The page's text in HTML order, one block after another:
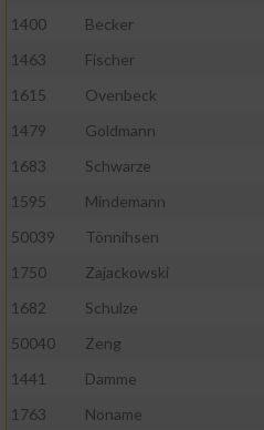
1400
Becker
1463
Fischer
1615
Ovenbeck
1479
Goldmann
1683
Schwarze
1595
Mindemann
50039
Tönnihsen
1750
Zajackowski
1682
Schulze
50040
Zeng
1441
Damme
1763
Noname
Performance
Funktional
Werbung